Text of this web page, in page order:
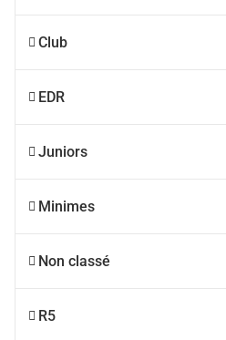
Club
EDR
Juniors
Minimes
Non classé
R5